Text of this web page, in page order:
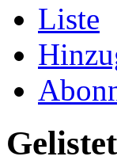
Liste
Gelistet